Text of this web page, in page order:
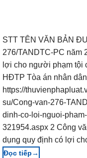
STT TÊN VĂN BẢN
276/TANDTC-PC năm
lợi cho người phạm tội
HĐTP Tòa án nhân
https://
su/Cong-van-276-
dinh-co-loi-nguoi-
321954.aspx 2 Công
dụng quy định có lợi
→